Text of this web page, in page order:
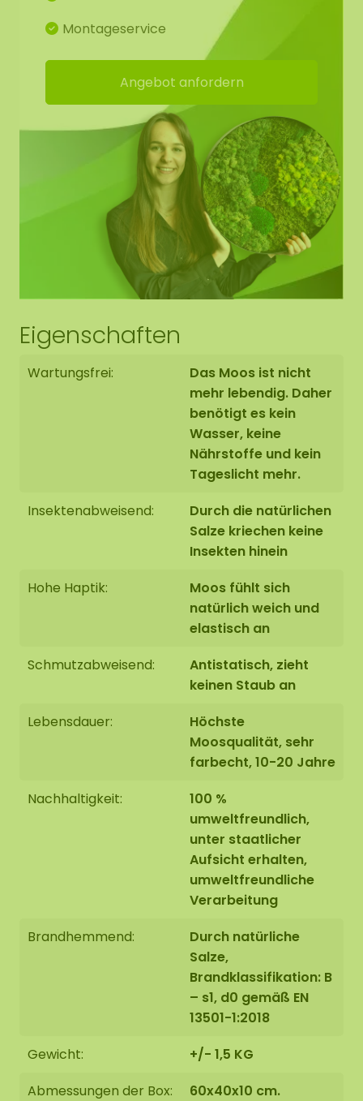
Das weiche Moos eignet sich hervorragend für die
Gestaltung von Mooswänden, Moosbildern,
Blumenarrangements und anderen dekorativen
Zwecken.
Unser Moos hat viele Vorteile;
Ein grünes Statement
Hohe akkustische Dämmung
Feuerhemmend
Langlebig / sehr farbecht
Keine Pflege (kein Gießen)
Blumenarrangements sowie in Mooswänden
Dauerhaft weich. Bei einer niedrigen
Luftfeuchtigkeit von 20-30% kann das Moos
aushärten. Sobald die Luftfeuchtigkeit wieder
ansteigt, wird das Moos wieder weich.
Schmutzabweisend / antistatisch
Befestigung mit unserem speziellen ECO-
Mooskleber, der im Webshop zu bestellen ist
Montageservice
Angebot anfordern
Eigenschaften
Wartungsfrei:
Das Moos ist nicht
mehr lebendig. Daher
benötigt es kein
Wasser, keine
Nährstoffe und kein
Tageslicht mehr.
Insektenabweisend:
Durch die natürlichen
Salze kriechen keine
Insekten hinein
Hohe Haptik:
Moos fühlt sich
natürlich weich und
elastisch an
Schmutzabweisend:
Antistatisch, zieht
keinen Staub an
Lebensdauer:
Höchste
Moosqualität, sehr
farbecht, 10-20 Jahre
Nachhaltigkeit:
100 %
umweltfreundlich,
unter staatlicher
Aufsicht erhalten,
umweltfreundliche
Verarbeitung
Brandhemmend:
Durch natürliche
Salze,
Brandklassifikation: B
– s1, d0 gemäß EN
13501-1:2018
Gewicht:
+/- 1,5 KG
Abmessungen der Box:
60x40x10 cm.